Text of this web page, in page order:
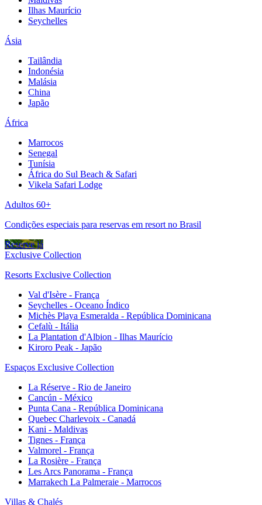
Ilhas Maurício
Seychelles
Ásia
Tailândia
Indonésia
Malásia
China
Japão
África
Marrocos
Senegal
Tunísia
África do Sul Beach & Safari
Vikela Safari Lodge
Adultos 60+
Condições especiais para reservas em resort no Brasil
Reserve já
Exclusive Collection
Resorts Exclusive Collection
Val d'Isère - França
Seychelles - Oceano Índico
Michès Playa Esmeralda - República Dominicana
Cefalù - Itália
La Plantation d'Albion - Ilhas Maurício
Kiroro Peak - Japão
Espaços Exclusive Collection
La Réserve - Rio de Janeiro
Cancún - México
Punta Cana - República Dominicana
Quebec Charlevoix - Canadá
Kani - Maldivas
Tignes - França
Valmorel - França
La Rosière - França
Les Arcs Panorama - França
Marrakech La Palmeraie - Marrocos
Villas & Chalés